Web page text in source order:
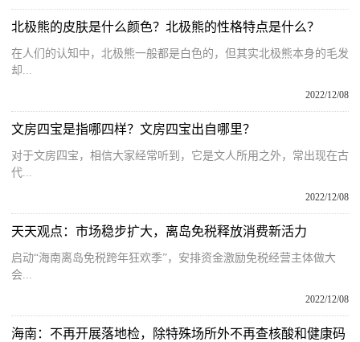
北极熊的皮肤是什么颜色？北极熊的性格特点是什么？
在人们的认知中，北极熊一般都是白色的，但其实北极熊本身的毛发
却...
2022/12/08
文房四宝是指哪四样？文房四宝出自哪里？
对于文房四宝，相信大家经常听到，它是文人所用之外，常出现在古
代...
2022/12/08
天天观点：市场稳步扩大，离岛免税释放消费新活力
启动“海南离岛免税跨年狂欢季”，安排资金激励免税经营主体做大
会...
2022/12/08
海南：不再开展落地检，除特殊场所外不再查核酸和健康码